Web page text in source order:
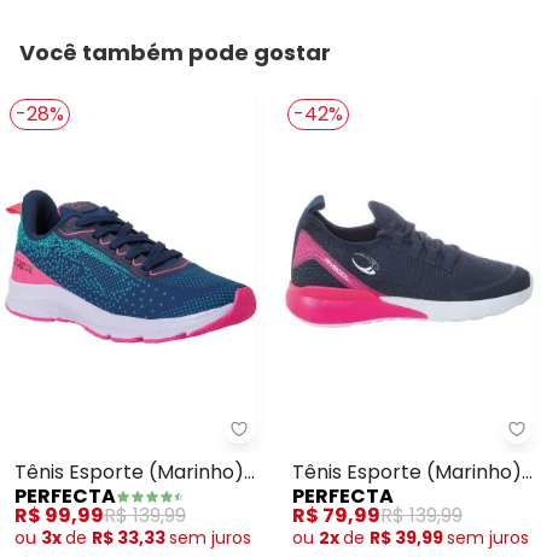
Você também pode gostar
-28%
Perfecta - Tênis Esporte
Tênis Esporte (Marinho)
em Tecido e Sintético
PERFECTA
R$ 99,99R$ 139,99
ou 3xde R$ 33,33sem juros
-42%
Tênis Esporte (Marinho)
em Tecido
PERFECTA
R$ 79,99R$ 139,99
ou 2xde R$ 39,99sem juros